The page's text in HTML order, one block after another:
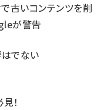
古いコンテンツを削
が警告
でない
！